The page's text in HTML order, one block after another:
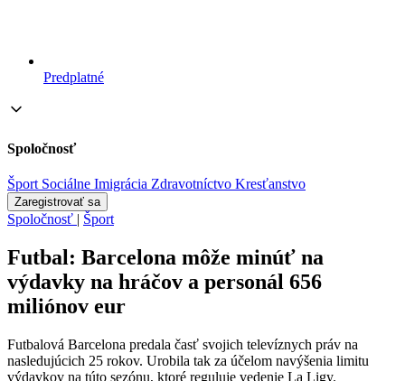
Predplatné
Spoločnosť
Šport Sociálne Imigrácia Zdravotníctvo Kresťanstvo
Zaregistrovať sa
Spoločnosť | Šport
Futbal: Barcelona môže minúť na
výdavky na hráčov a personál 656
miliónov eur
Futbalová Barcelona predala časť svojich televíznych práv na
nasledujúcich 25 rokov. Urobila tak za účelom navýšenia limitu
výdavkov na túto sezónu, ktoré reguluje vedenie La Ligy.